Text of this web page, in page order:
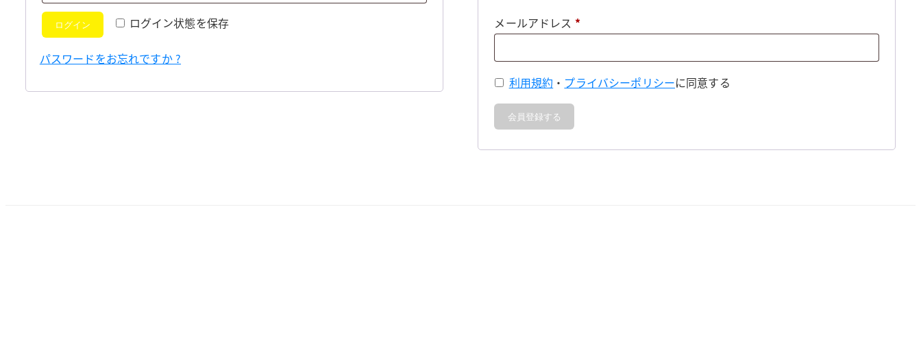
ログイン状態を保存
ログイン
パスワードをお忘れですか ?
メールアドレス *必
利用規約 ・ プライバシーポリシーに同意する
会員登録する